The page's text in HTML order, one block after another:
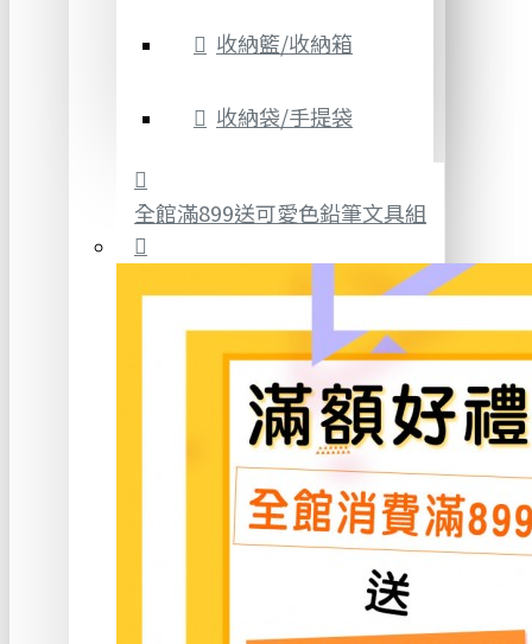
收納籃/收納箱
收納袋/手提袋
全館滿899送可愛色鉛筆文具組